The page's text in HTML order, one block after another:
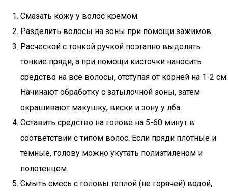
Смазать кожу у волос кремом.
Разделить волосы на зоны при помощи зажимов.
Расческой с тонкой ручкой поэтапно выделять
тонкие пряди, а при помощи кисточки наносить
средство на все волосы, отступая от корней на 1-2 см.
Начинают обработку с затылочной зоны, затем
окрашивают макушку, виски и зону у лба.
Оставить средство на голове на 5-60 минут в
соответствии с типом волос. Если пряди плотные и
темные, голову можно укутать полиэтиленом и
полотенцем.
Смыть смесь с головы теплой (не горячей) водой,